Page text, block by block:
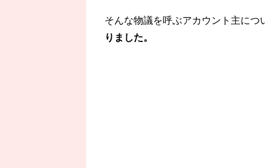
そんな物議を呼ぶアカウント主につ
りました。